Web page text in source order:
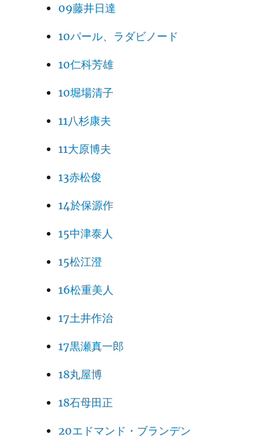
09藤井日達
10パール、ラダビノード
10仁科芳雄
10堀場清子
11八杉康夫
11大原博夫
13赤松俊
14於保源作
15中津泰人
15松江澄
16松重美人
17土井作治
17黒瀬真一郎
18丸屋博
18石母田正
20エドマンド・ブランデン